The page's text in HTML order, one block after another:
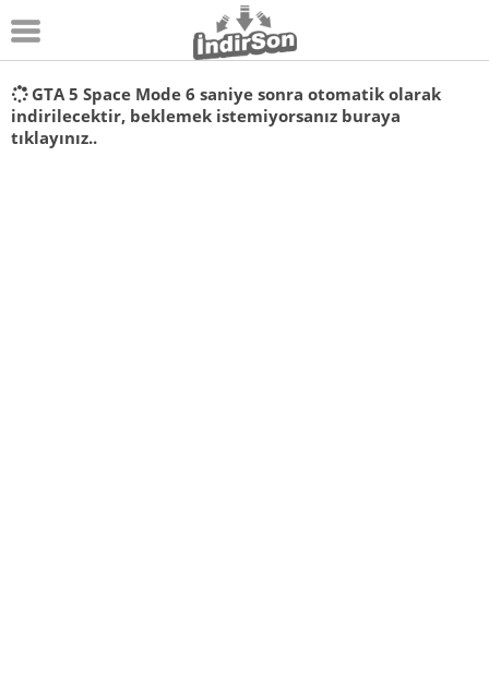
Android
Pc Oyunları
GTA 5 Space Mode 6 saniye sonra otomatik olarak
indirilecektir, beklemek istemiyorsanız buraya
tıklayınız..